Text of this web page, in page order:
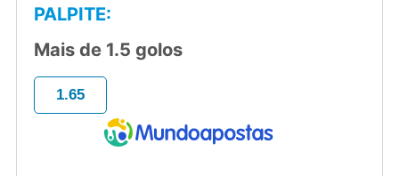
PALPITE:
Mais de 1.5 golos
1.65